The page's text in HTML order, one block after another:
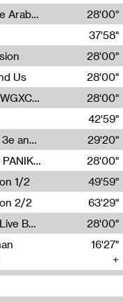
Radia Show #1094 Chronicles from the Arab Cold War by Ghazi Barakat
28'00"
37'58"
28'00"
Us
28'00"
Radia Show #1090 : Radia Wave Farm WGXC Corey De Juan Sherrard Jr Startalk
28'00"
42'59"
Regilote / Live avec les étudiant·es de 3e année de l'EMA
Nima Henryon,Athéna Noël,Amir Genillon,Ibourayane Ahmadi,Manelle Cherrih,Honorine Gibello,John Weeber,Manon Joseph
29'20"
Radia Show #1089 : MOUVEMENT De PANIK (Radio Panik)
28'00"
1/2
49'59"
2/2
63'29"
Radia Show #1088 : Statue Of Liberty Live By Ed Baxter (Resonance)
28'00"
16'27"